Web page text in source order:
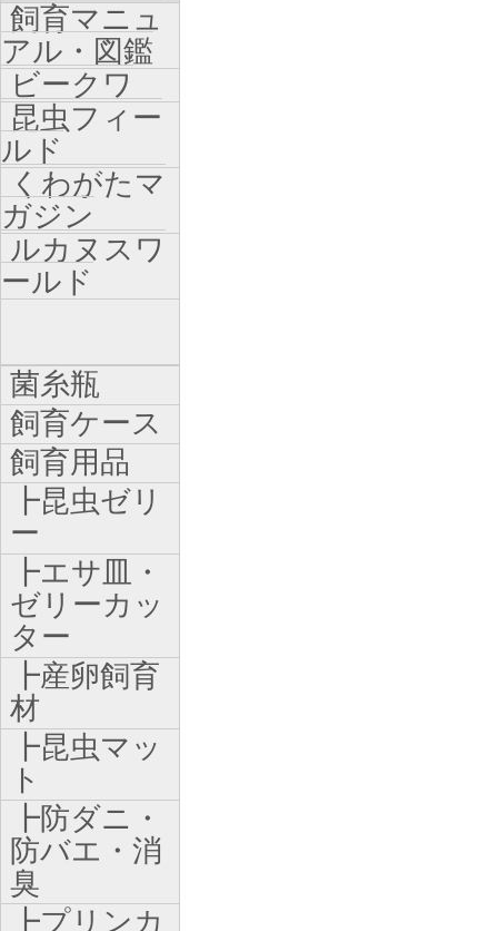
飼育マニュ
アル・図鑑
ビークワ
昆虫フィー
ルド
くわがたマ
ガジン
ルカヌスワ
ールド
菌糸瓶
飼育ケース
飼育用品
┣昆虫ゼリ
ー
┣エサ皿・
ゼリーカッ
ター
┣産卵飼育
材
┣昆虫マッ
ト
┣防ダニ・
防バエ・消
臭
┣プリンカ